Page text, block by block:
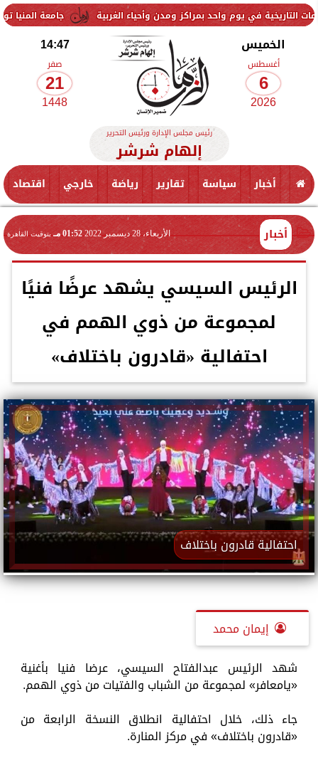
جامعة المنيا تواصل استقبال
الخميس
أغسطس
6
2026
14:47
صفر
21
1448
رئيس مجلس الإدارة ورئيس التحرير
إلهام شرشر
أخبار سياسة تقارير رياضة خارجي اقتصاد
أخبار الأربعاء، 28 ديسمبر 2022 01:52 مـ بتوقيت القاهرة
الرئيس السيسي يشهد عرضًا فنيًا
لمجموعة من ذوي الهمم في
احتفالية «قادرون باختلاف»
احتفالية قادرون باختلاف
إيمان محمد
شهد الرئيس عبدالفتاح السيسي، عرضا فنيا بأغنية
«يامعافر» لمجموعة من الشباب والفتيات من ذوي الهمم.
جاء ذلك، خلال احتفالية انطلاق النسخة الرابعة من
«قادرون باختلاف» في مركز المنارة.